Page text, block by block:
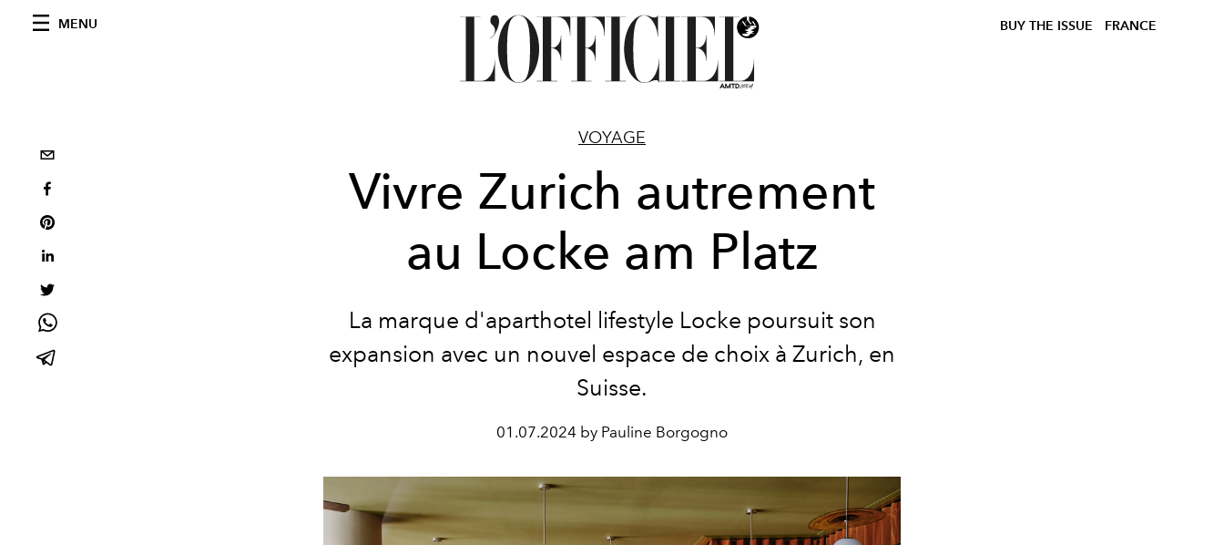
MENU BUY THE ISSUE FRANCE
VOYAGE
Vivre Zurich autrement
au Locke am Platz
La marque d'aparthotel lifestyle Locke poursuit son
expansion avec un nouvel espace de choix à Zurich, en
Suisse.
01.07.2024 by Pauline Borgogno